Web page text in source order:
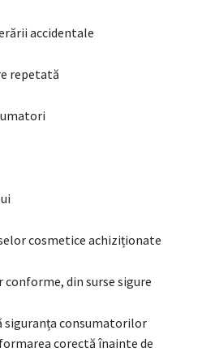
accidentale
repetată
cosmetice achiziționate
din surse sigure
siguranța consumatorilor
corectă înainte de